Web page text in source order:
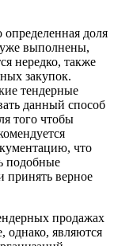
доля
уже выполнены,
нередко, также
закупок.
тендерные
данный способ
того чтобы
что
подобные
принять верное
продажах
однако, являются